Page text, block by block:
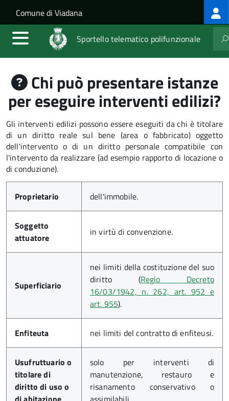
Salta al contenuto principale
Skip to site navigation
Comune di Viadana
Sportello telematico polifunzionale
Chi può presentare istanze
per eseguire interventi edilizi?
Gli interventi edilizi possono essere eseguiti da chi è titolare
di un diritto reale sul bene (area o fabbricato) oggetto
dell'intervento o di un diritto personale compatibile con
l'intervento da realizzare (ad esempio rapporto di locazione o
di conduzione).
Proprietario dell'immobile.
Soggetto
attuatore
in virtù di convenzione.
Superficiario
nei limiti della costituzione del suo
diritto (Regio Decreto
16/03/1942, n. 262, art. 952 e
art. 955).
Enfiteuta nei limiti del contratto di enfiteusi.
Usufruttuario o
titolare di
diritto di uso o
solo per interventi di
manutenzione, restauro e
risanamento conservativo o